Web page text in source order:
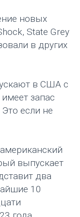
новых
State Grey
в других
в США с
запас
если не
выпускает
два
10